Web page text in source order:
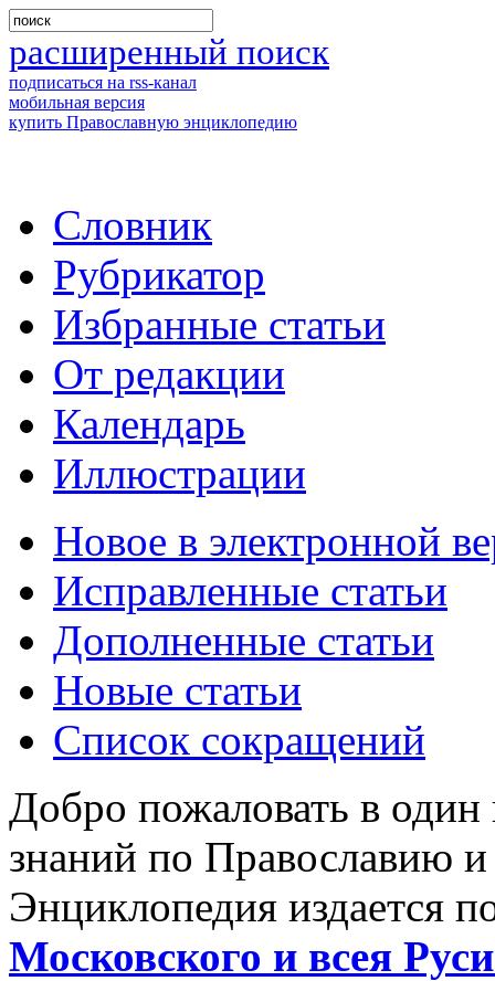
расширенный поиск
подписаться на rss-канал
мобильная версия
купить Православную энциклопедию
Словник
Рубрикатор
Избранные статьи
От редакции
Календарь
Иллюстрации
Новое в электронной
Исправленные статьи
Дополненные статьи
Новые статьи
Список сокращений
Добро пожаловать в
знаний по Православию
Энциклопедия издается
Московского и всея